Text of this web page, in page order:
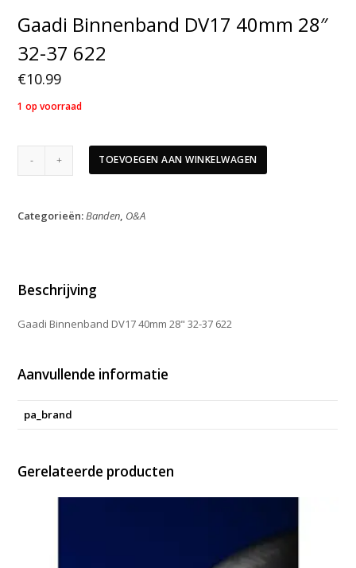
Gaadi Binnenband DV17 40mm 28″
32-37 622
€10.99
1 op voorraad
Binnenband
28"
aantal
TOEVOEGEN AAN WINKELWAGEN
Categorieën:Banden, O&A
Beschrijving
Gaadi Binnenband DV17 40mm 28" 32-37 622
Aanvullende informatie
pa_brand
Gerelateerde producten